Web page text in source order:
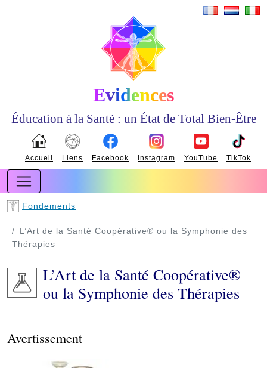
Evidences
Éducation à la Santé : un État de Total Bien-Être
TikTok
YouTube
Instagram
Facebook
Liens
Accueil
Fondements
L’Art de la Santé Coopérative® ou la Symphonie des
Thérapies
L’Art de la Santé Coopérative®
ou la Symphonie des Thérapies
Avertissement